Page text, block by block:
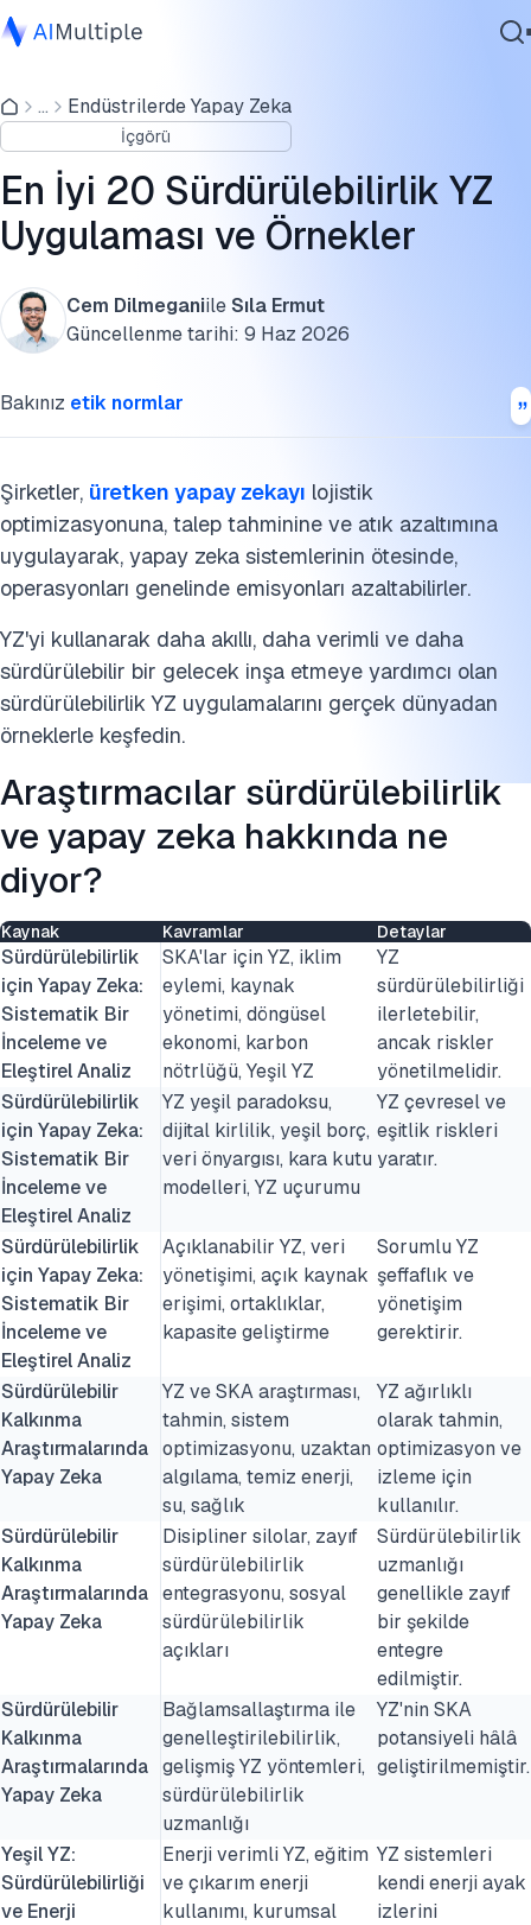
Ajanik Yapay Zeka
Siber güvenlik
Veri
Kurumsal Yazılım
Hizmetler
... Endüstrilerde Yapay Zeka
İçgörü
En İyi 20 Sürdürülebilirlik YZ
Uygulaması ve Örnekler
Cem DilmeganiileSıla Ermut
Güncellenme tarihi: 9 Haz 2026
Bakınız etik normlar
Şirketler, üretken yapay zekayı lojistik
optimizasyonuna, talep tahminine ve atık azaltımına
uygulayarak, yapay zeka sistemlerinin ötesinde,
operasyonları genelinde emisyonları azaltabilirler.
YZ'yi kullanarak daha akıllı, daha verimli ve daha
sürdürülebilir bir gelecek inşa etmeye yardımcı olan
sürdürülebilirlik YZ uygulamalarını gerçek dünyadan
örneklerle keşfedin.
Araştırmacılar sürdürülebilirlik
ve yapay zeka hakkında ne
diyor?
Kaynak Kavramlar Detaylar
Sürdürülebilirlik
için Yapay Zeka:
Sistematik Bir
İnceleme ve
Eleştirel Analiz
SKA'lar için YZ, iklim
eylemi, kaynak
yönetimi, döngüsel
ekonomi, karbon
nötrlüğü, Yeşil YZ
YZ
sürdürülebilirliği
ilerletebilir,
ancak riskler
yönetilmelidir.
Sürdürülebilirlik
için Yapay Zeka:
Sistematik Bir
İnceleme ve
Eleştirel Analiz
YZ yeşil paradoksu,
dijital kirlilik, yeşil borç,
veri önyargısı, kara kutu
modelleri, YZ uçurumu
YZ çevresel ve
eşitlik riskleri
yaratır.
Sürdürülebilirlik
için Yapay Zeka:
Sistematik Bir
İnceleme ve
Eleştirel Analiz
Açıklanabilir YZ, veri
yönetişimi, açık kaynak
erişimi, ortaklıklar,
kapasite geliştirme
Sorumlu YZ
şeffaflık ve
yönetişim
gerektirir.
Sürdürülebilir
Kalkınma
Araştırmalarında
Yapay Zeka
YZ ve SKA araştırması,
tahmin, sistem
optimizasyonu, uzaktan
algılama, temiz enerji,
su, sağlık
YZ ağırlıklı
olarak tahmin,
optimizasyon ve
izleme için
kullanılır.
Sürdürülebilir
Kalkınma
Araştırmalarında
Yapay Zeka
Disipliner silolar, zayıf
sürdürülebilirlik
entegrasyonu, sosyal
sürdürülebilirlik
açıkları
Sürdürülebilirlik
uzmanlığı
genellikle zayıf
bir şekilde
entegre
edilmiştir.
Sürdürülebilir
Kalkınma
Araştırmalarında
Yapay Zeka
Bağlamsallaştırma ile
genelleştirilebilirlik,
gelişmiş YZ yöntemleri,
sürdürülebilirlik
uzmanlığı
YZ'nin SKA
potansiyeli hâlâ
geliştirilmemiştir.
Yeşil YZ:
Sürdürülebilirliği
ve Enerji
Enerji verimli YZ, eğitim
ve çıkarım enerji
kullanımı, kurumsal
YZ sistemleri
kendi enerji ayak
izlerini
Yapay zekanın sürdürülebilirliği nasıl değerlendiriliyor?
Sürdürülebilirlikte YZ ajanları
Doğal afetlere hazırlık
Hava kirliliğiyle mücadele
Biyoçeşitlilik
Sürdürülebilirlik için veri analizi
Sürdürülebilir üretim ve işyeri
Enerji ve lojistik
Zorlukları hafifletmek için en iyi uygulamalar
Bu araştırmayı kaynak gösterin